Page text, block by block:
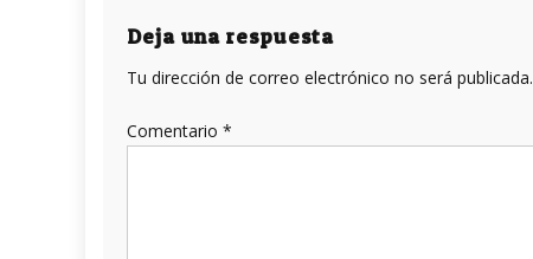
entradas
Deja una respuesta
Tu dirección de correo electrónico no será publicada.
Comentario *